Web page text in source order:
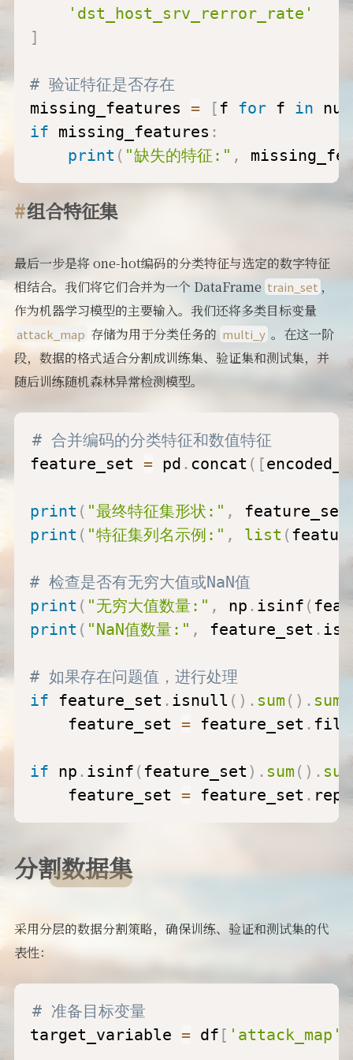
'dst_host_srv_rerror_rate'
]
# 验证特征是否存在
missing_features = [f for f in
if missing_features :
print ( "缺失的特征:" ,
组合特征集
最后一步是将 one-hot编码的分类特征与选定的数字特征
相结合。我们将它们合并为一个 DataFrame train_set，
作为机器学习模型的主要输入。我们还将多类目标变量
attack_map 存储为用于分类任务的 multi_y 。在这一阶
段，数据的格式适合分割成训练集、验证集和测试集，并
随后训练随机森林异常检测模型。
# 合并编码的分类特征和数值特征
feature_set = pd . concat ( [
print ( "最终特征集形状:" , feature_set
print ( "特征集列名示例:" , list (
# 检查是否有无穷大值或NaN值
print ( "无穷大值数量:" , np . isinf (
print ( "NaN值数量:" , feature_set .
# 如果存在问题值，进行处理
if feature_set . isnull ( ) . sum ( ) . sum
    feature_set
= feature_set .
if np . isinf (feature_set ) . sum ( ) . sum
    feature_set
= feature_set .
分割数据集
采用分层的数据分割策略，确保训练、验证和测试集的代
表性：
# 准备目标变量
target_variable = df [ 'attack_map'